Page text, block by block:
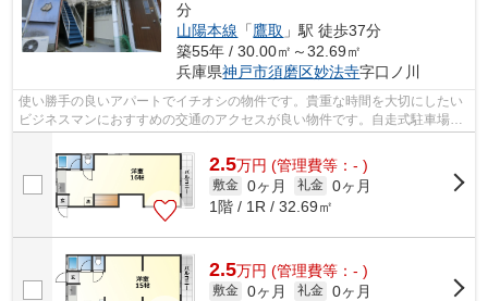
分
山陽本線 「鷹取 」駅 徒歩37分
築55年 / 30.00㎡～32.69㎡
兵庫県神戸市須磨区妙法寺字口ノ川
使い勝手の良いアパートでイチオシの物件です。貴重な時間を大切にしたい
ビジネスマンにおすすめの交通のアクセスが良い物件です。自走式駐車場が
2.5万円 (管理費等：- )
敷金 0ヶ月 礼金 0ヶ月
1階 / 1R / 32.69㎡
2.5万円 (管理費等：- )
敷金 0ヶ月 礼金 0ヶ月